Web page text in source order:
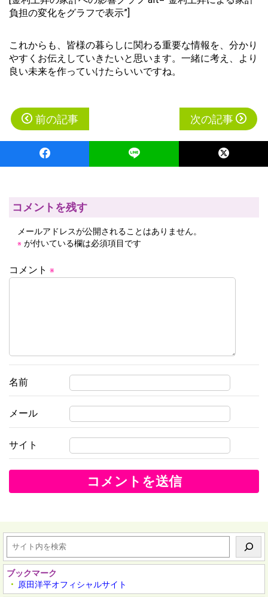
負担の変化をグラフで表示”]
これからも、皆様の暮らしに関わる重要な情報を、分かり
やすくお伝えしていきたいと思います。一緒に考え、より
良い未来を作っていけたらいいですね。
投
稿
ビ
ー
ョ
前の記事 次の記事
コメントを残す
メールアドレスが公開されることはありません。
※ が付いている欄は必須項目です
コメント ※
名前
メール
サイト
検
ブックマーク
原田洋平オフィシャルサイト